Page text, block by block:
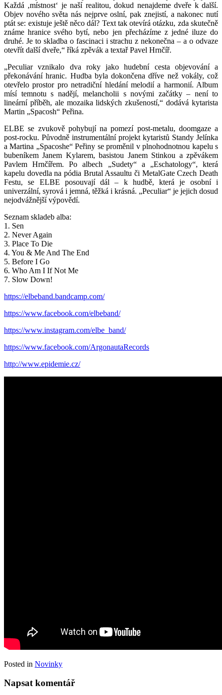
Každá ‚místnost‘ je naší realitou, dokud nenajdeme dveře k další.
Objev nového světa nás nejprve oslní, pak znejistí, a nakonec nutí
ptát se: existuje ještě něco dál? Text tak otevírá otázku, zda skutečně
známe hranice svého bytí, nebo jen přecházíme z jedné iluze do
druhé. Je to skladba o fascinaci i strachu z nekonečna – a o odvaze
otevřít další dveře,“ říká zpěvák a textař Pavel Hrnčíř.
„Peculiar vznikalo dva roky jako hudební cesta objevování a
překonávání hranic. Hudba byla dokončena dříve než vokály, což
otevřelo prostor pro netradiční hledání melodií a harmonií. Album
mísí temnotu s nadějí, melancholii s novými začátky – není to
lineární příběh, ale mozaika lidských zkušeností,“ dodává kytarista
Martin „Spacosh“ Peřina.
ELBE se zvukově pohybují na pomezí post-metalu, doomgaze a
post-rocku. Původně instrumentální projekt kytaristů Standy Jelínka
a Martina „Spacoshe“ Peřiny se proměnil v plnohodnotnou kapelu s
bubeníkem Janem Kylarem, basistou Janem Stinkou a zpěvákem
Pavlem Hrnčířem. Po albech „Sudety“ a „Eschatology“, která
kapelu dovedla na pódia Brutal Assaultu či MetalGate Czech Death
Festu, se ELBE posouvají dál – k hudbě, která je osobní i
univerzální, syrová i jemná, těžká i krásná. „Peculiar“ je jejich dosud
nejodvážnější výpovědí.
Seznam skladeb alba:
1. Sen
2. Never Again
3. Place To Die
4. You & Me And The End
5. Before I Go
6. Who Am I If Not Me
7. Slow Down!
https://elbeband.bandcamp.com/
https://www.facebook.com/elbeband/
https://www.instagram.com/elbe_band/
https://www.facebook.com/ArgonautaRecords
http://www.epidemie.cz/
Posted in Novinky
Napsat komentář